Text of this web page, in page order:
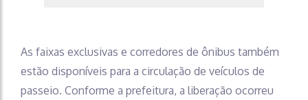
As faixas exclusivas e corredores de ônibus também
estão disponíveis para a circulação de veículos de
passeio. Conforme a prefeitura, a liberação ocorreu